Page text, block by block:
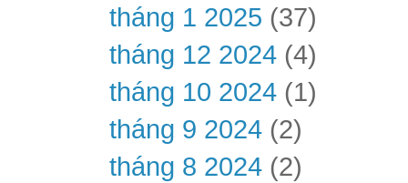
tháng 1 2025 (37)
tháng 12 2024 (4)
tháng 10 2024 (1)
tháng 9 2024 (2)
tháng 8 2024 (2)